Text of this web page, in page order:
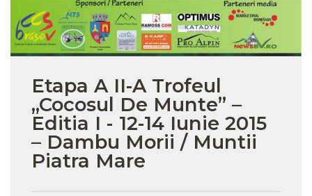
Etapa A II-A Trofeul
„Cocosul De Munte” –
Editia I - 12-14 Iunie 2015
– Dambu Morii / Muntii
Piatra Mare